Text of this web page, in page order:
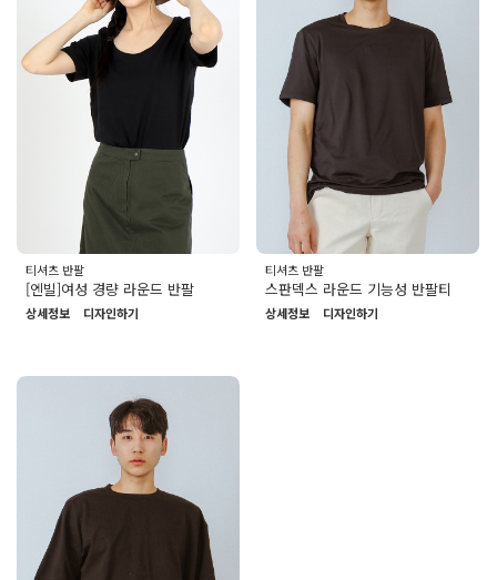
티셔츠 반팔
[엔빌]여성 경량 라운드 반팔
상세정보 디자인하기
티셔츠 반팔
스판덱스 라운드 기능성 반팔티
상세정보 디자인하기